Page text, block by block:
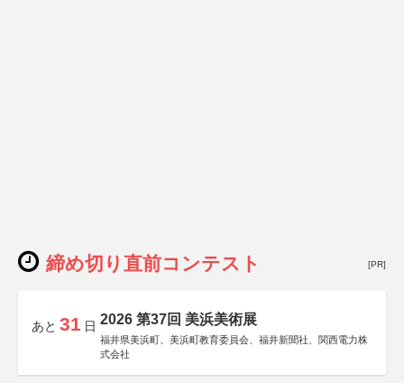
締め切り直前コンテスト [PR]
あと 31 日 2026 第37回 美浜美術展
福井県美浜町、美浜町教育委員会、福井新聞社、関西電力株
式会社